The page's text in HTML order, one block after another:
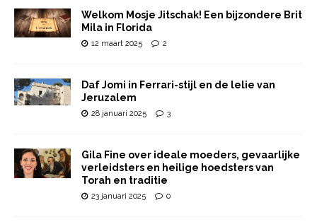
Welkom Mosje Jitschak! Een bijzondere Brit
Mila in Florida
12 maart 2025 2
Daf Jomi in Ferrari-stijl en de lelie van
Jeruzalem
28 januari 2025 3
Gila Fine over ideale moeders, gevaarlijke
verleidsters en heilige hoedsters van
Torah en traditie
23 januari 2025 0